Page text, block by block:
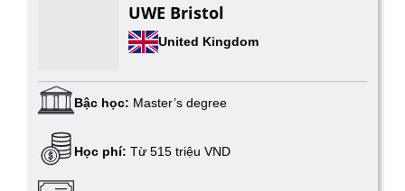
UWE Bristol
United Kingdom
Bậc học: Master’s degree
Học phí: Từ 515 triệu VND